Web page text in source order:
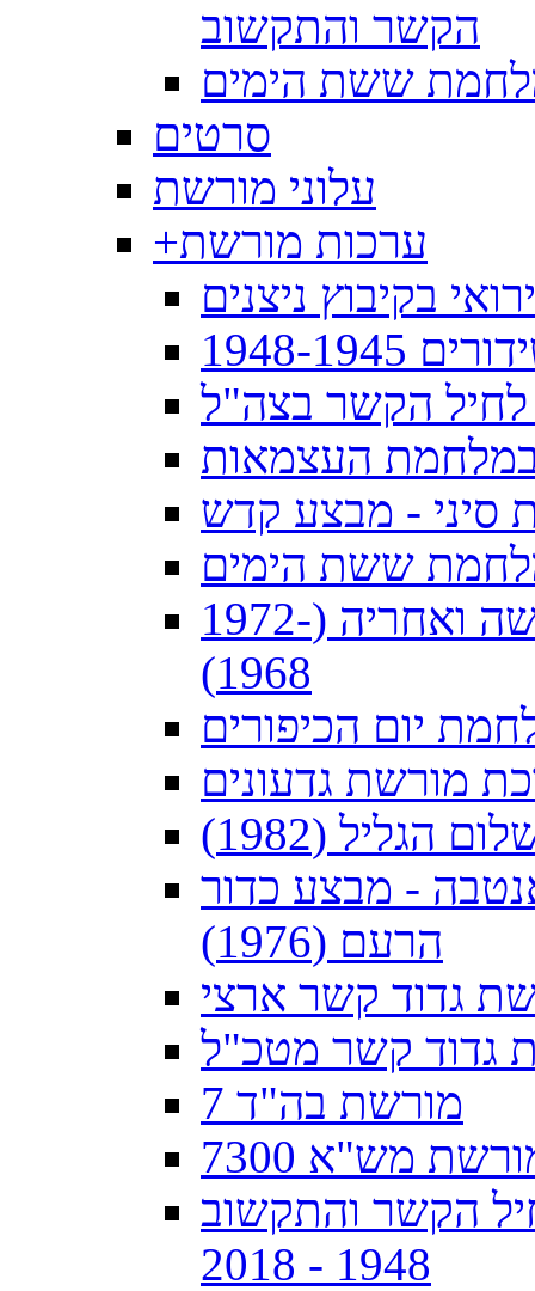
הקשר והתקשוב
ששת הימים
סרטים
עלוני מורשת
+ערכות מורשת
בקיבוץ ניצנים
1945
הקשר בצה"ל
העצמאות
סיני - מבצע קדש
ששת הימים
חיל הקשר בתקופת מלחמת ההתשה ואחריה (1972-
1968)
יום הכיפורים
מורשת גדעונים
הגליל (1982)
- מבצע כדור
הרעם (1976)
גדוד קשר ארצי
גדוד קשר מטכ"ל
מורשת בה"ד 7
מש"א 7300
70 שנה לחיל הקשר והתקשוב
1948 - 2018